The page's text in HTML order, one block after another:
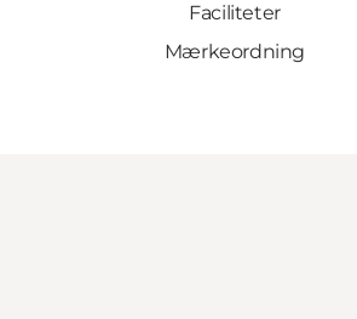
Faciliteter
Mærkeordning